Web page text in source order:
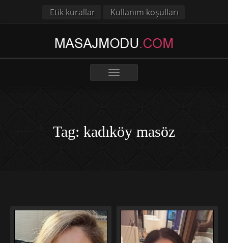
Etik kurallar Kullanım koşulları
Toggle
Tag: kadıköy masöz